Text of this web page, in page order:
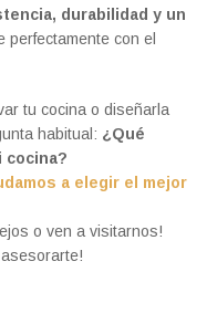
durabilidad y un
perfectamente con el
tu cocina o diseñarla
habitual: ¿Qué
cocina?
a elegir el mejor
o ven a visitarnos!